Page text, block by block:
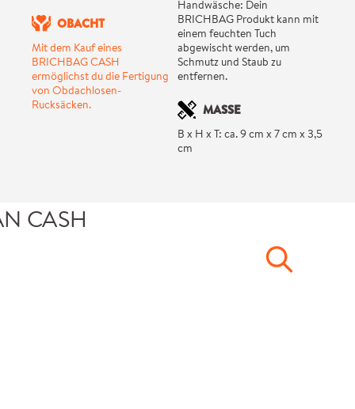
OBACHT
Mit dem Kauf eines
BRICHBAG CASH
ermöglichst du die Fertigung
von Obdachlosen-
Rucksäcken.
Handwäsche: Dein
BRICHBAG Produkt kann mit
einem feuchten Tuch
abgewischt werden, um
Schmutz und Staub zu
entfernen.
MASSE
B x H x T: ca. 9 cm x 7 cm x 3,5
cm